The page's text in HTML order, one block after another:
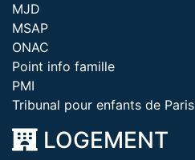
MJD
MSAP
ONAC
Point info famille
PMI
Tribunal pour enfants de Paris
LOGEMENT